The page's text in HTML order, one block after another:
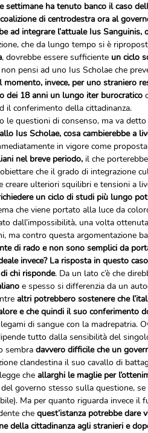
settimane ha tenuto banco il caso
di centrodestra ora al
ad integrare l’attuale Ius Sanguinis,
che da lungo tempo si è
, dovrebbe essere sufficiente un ciclo
pensi ad uno Ius Scholae che
momento, invece, per uno straniero
dei 18 anni un lungo iter burocratico
il conferimento della cittadinanza.
le questioni di consenso, ma va detto
Ius Scholae, cosa cambierebbe a
in vigore come
nel breve periodo, il che
che il grado di integrazione
creare ulteriori squilibri e tensioni a
un ciclo di studi più lungo
che viene portato alla luce da
dall’impossibilità, una volta
ma contro questa argomentazione
di rado e non sono semplici da
invece? La risposta in questo
chi risponde. Da un lato c’è che
e spesso si differenzia da un
altri potrebbero sostenere che
e che quindi il suo conferimento
di sangue con la madrepatria.
tutto dalla sensibilità del
sembra davvero difficile che un
clandestina il suo cavallo di
che allarghi le maglie per
governo stesso sulla questione,
Ma per quanto riguarda invece
che quest’istanza potrebbe dare
della cittadinanza agli stranieri e